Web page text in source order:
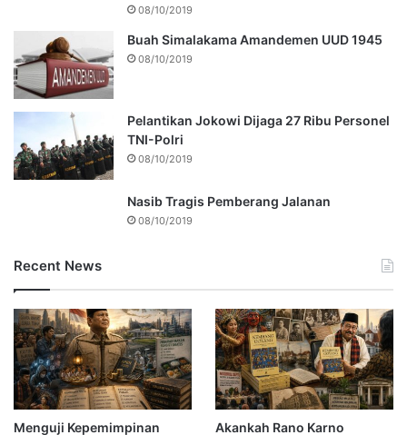
08/10/2019
Buah Simalakama Amandemen UUD 1945
08/10/2019
Pelantikan Jokowi Dijaga 27 Ribu Personel
TNI-Polri
08/10/2019
Nasib Tragis Pemberang Jalanan
08/10/2019
Recent News
Menguji Kepemimpinan
Akankah Rano Karno